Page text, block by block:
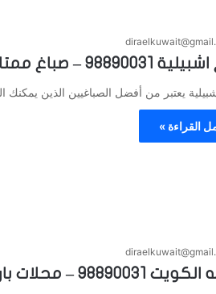
– صباغ ممتاز بالكويت
يعتبر من أفضل الصباغيين الذين يمكنك
القراءة »
– محلات باركيه – ارضيات باركيه خشب